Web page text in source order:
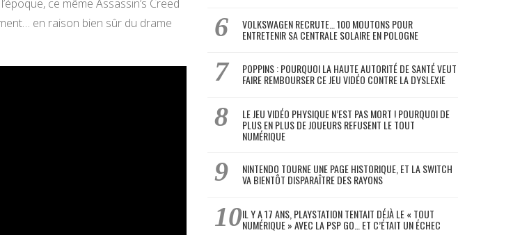
ce même Assassin’s Creed
en raison bien sûr du drame
VOLKSWAGEN RECRUTE… 100 MOUTONS POUR
ENTRETENIR SA CENTRALE SOLAIRE EN POLOGNE
POPPINS : POURQUOI LA HAUTE AUTORITÉ DE SANTÉ VEUT
FAIRE REMBOURSER CE JEU VIDÉO CONTRE LA DYSLEXIE
LE JEU VIDÉO PHYSIQUE N’EST PAS MORT ! POURQUOI DE
PLUS EN PLUS DE JOUEURS REFUSENT LE TOUT
NUMÉRIQUE
NINTENDO TOURNE UNE PAGE HISTORIQUE, ET LA SWITCH
VA BIENTÔT DISPARAÎTRE DES RAYONS
IL Y A 17 ANS, PLAYSTATION TENTAIT DÉJÀ LE « TOUT
NUMÉRIQUE » AVEC LA PSP GO… ET C’ÉTAIT UN ÉCHEC